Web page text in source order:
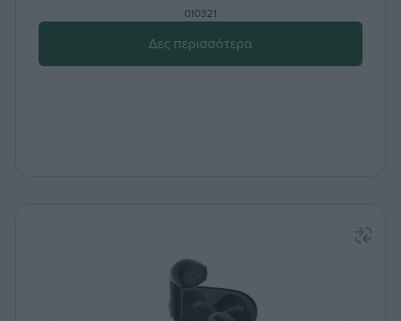
010321
Δες περισσότερα